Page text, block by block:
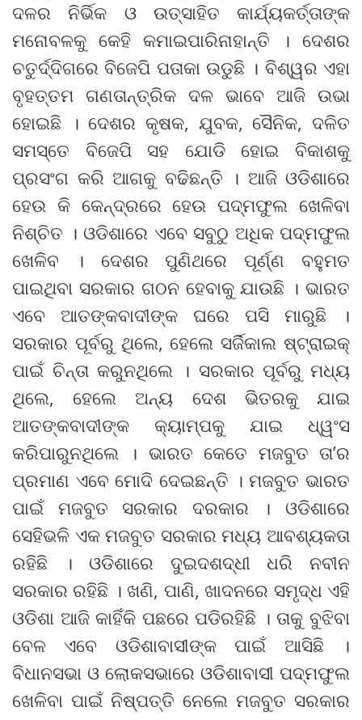
ଦଳର ନିର୍ଭିକ ଓ ଉତ୍ସାହିତ କାର୍ଯ୍ୟକର୍ତ୍ତାଙ୍କ
ମନୋବଳକୁ କେହି କମାଇପାରିନାହାନ୍ତି । ଦେଶର
ଚତୁର୍ଦ୍ଦିଗରେ ବିଜେପି ପତାକା ଉଡୁଛି । ବିଶ୍ୱର ଏହା
ବୃହତ୍ତମ ଗଣତାନ୍ତ୍ରିକ ଦଳ ଭାବେ ଆଜି ଉଭା
ହୋଇଛି । ଦେଶର କୃଷକ, ଯୁବକ, ସୈନିକ, ଦଳିତ
ସମସ୍ତେ ବିଜେପି ସହ ଯୋଡି ହୋଇ ବିକାଶକୁ
ପ୍ରସଂଗ କରି ଆଗକୁ ବଢିଛନ୍ତି । ଆଜି ଓଡିଶାରେ
ହେଉ କି କେନ୍ଦ୍ରରେ ହେଉ ପଦ୍ମଫୁଲ ଖେଳିବା
ନିଶ୍ଚିତ । ଓଡିଶାରେ ଏବେ ସବୁଠୁ ଅଧିକ ପଦ୍ମଫୁଲ
ଖେଳିବ । ଦେଶର ପୁଣିଥରେ ପୂର୍ଣ୍ଣ ବହୁମତ
ପାଇଥିବା ସରକାର ଗଠନ ହେବାକୁ ଯାଉଛି । ଭାରତ
ଏବେ ଆତଙ୍କବାଦୀଙ୍କ ଘରେ ପସି ମାରୁଛି ।
ସରକାର ପୂର୍ବରୁ ଥିଲେ, ହେଲେ ସର୍ଜିକାଲ ଷ୍ଟ୍ରାଇକ୍
ପାଇଁ ଚିନ୍ତା କରୁନଥିଲେ । ସରକାର ପୂର୍ବରୁ ମଧ୍ୟ
ଥିଲେ, ହେଲେ ଅନ୍ୟ ଦେଶ ଭିତରକୁ ଯାଇ
ଆତଙ୍କବାଦୀଙ୍କ କ୍ୟାମ୍ପକୁ ଯାଇ ଧ୍ୱଂସ
କରିପାରୁନଥିଲେ । ଭାରତ କେତେ ମଜବୁତ ତା’ର
ପ୍ରମାଣ ଏବେ ମୋଦି ଦେଇଛନ୍ତି । ମଜବୁତ ଭାରତ
ପାଇଁ ମଜବୁତ ସରକାର ଦରକାର । ଓଡିଶାରେ
ସେହିଭଳି ଏକ ମଜବୁତ ସରକାର ମଧ୍ୟ ଆବଶ୍ୟକତା
ରହିଛି । ଓଡିଶାରେ ଦୁଇଦଶଦ୍ଧୀ ଧରି ନବୀନ
ସରକାର ରହିଛି । ଖଣି, ପାଣି, ଖାଦନରେ ସମୃଦ୍ଧ ଏହି
ଓଡିଶା ଆଜି କାହିଁକି ପଛରେ ପଡିରହିଛି । ତାକୁ ବୁଝିବା
ବେଳ ଏବେ ଓଡିଶାବାସୀଙ୍କ ପାଇଁ ଆସିଛି ।
ବିଧାନସଭା ଓ ଲୋକସଭାରେ ଓଡିଶାବାସୀ ପଦ୍ମଫୁଲ
ଖେଳିବା ପାଇଁ ନିଷ୍ପତ୍ତି ନେଲେ ମଜବୁତ ସରକାର